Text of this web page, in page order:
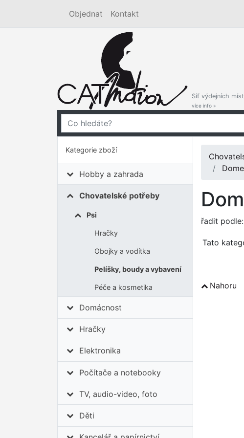
Objednat Kontakt
Síť výdejních
více info »
Kategorie zboží
Hobby a zahrada
Chovatelské potřeby
Psi
Hračky
Obojky a vodítka
Pelíšky, boudy a vybavení
Péče a kosmetika
Domácnost
Hračky
Elektronika
Počítače a notebooky
TV, audio-video, foto
Děti
řadit podle:
Tato
Nahoru